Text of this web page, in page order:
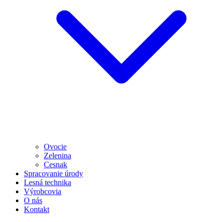
Ovocie
Zelenina
Cesnak
Spracovanie úrody
Lesná technika
Výrobcovia
O nás
Kontakt